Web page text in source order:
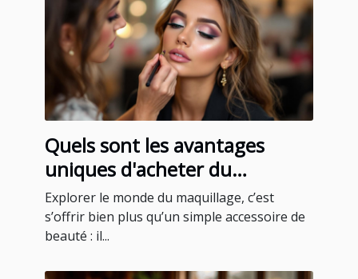
Quels sont les avantages
uniques d'acheter du
maquillage Younique ?
Explorer le monde du maquillage, c’est
s’offrir bien plus qu’un simple accessoire de
beauté : il...